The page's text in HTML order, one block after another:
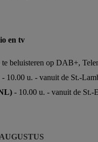
en tv
te beluisteren op DAB+,
- 10.00 u. - vanuit de St.-
- 10.00 u. - vanuit de St.-